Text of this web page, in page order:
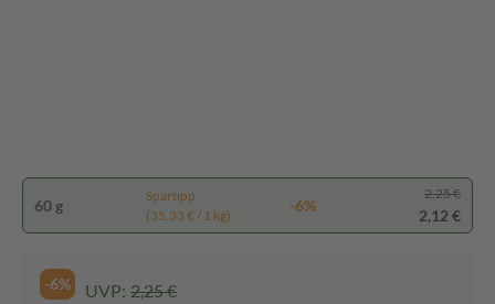
60 g
Spartipp
(35,33 € / 1 kg)
-6%
2,25 €
2,12 €
-6% UVP: 2,25 €